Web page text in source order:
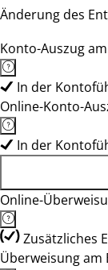
Änderung des
Konto-Auszug
In der
Online-Konto-
In der
Online-
Zusätzliches
Überweisung am